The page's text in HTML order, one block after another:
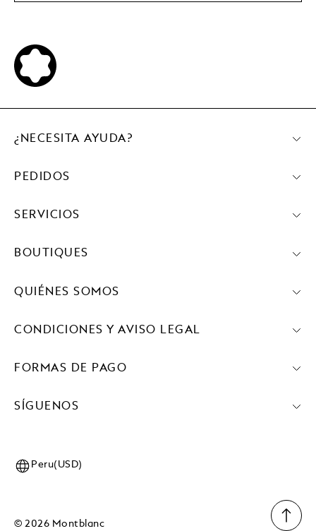
FORMAS DE PAGO
SÍGUENOS
¿NECESITA AYUDA?
PEDIDOS
SERVICIOS
BOUTIQUES
QUIÉNES SOMOS
CONDICIONES Y AVISO LEGAL
© 2026 Montblanc
Peru(USD)